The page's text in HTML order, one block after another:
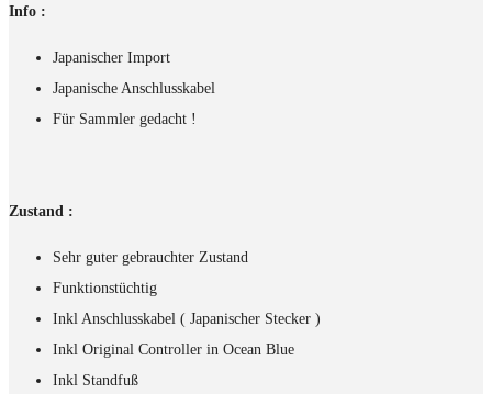
Info :
Japanischer Import
Japanische Anschlusskabel
Für Sammler gedacht !
Zustand :
Sehr guter gebrauchter Zustand
Funktionstüchtig
Inkl Anschlusskabel ( Japanischer Stecker )
Inkl Original Controller in Ocean Blue
Inkl Standfuß